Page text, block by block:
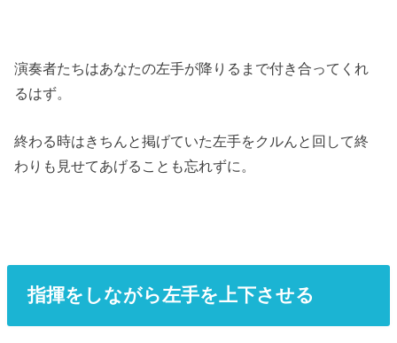
演奏者たちはあなたの左手が降りるまで付き合ってくれ
るはず。
終わる時はきちんと掲げていた左手をクルんと回して終
わりも見せてあげることも忘れずに。
指揮をしながら左手を上下させる